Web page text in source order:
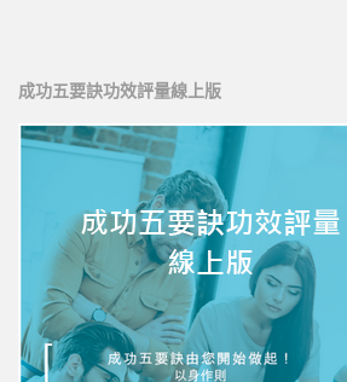
新人培訓03
UFO培訓
UFO-02
UFO-03
UFO-04
UFO-05
每日三分鐘
成功五要訣功效評量線上版